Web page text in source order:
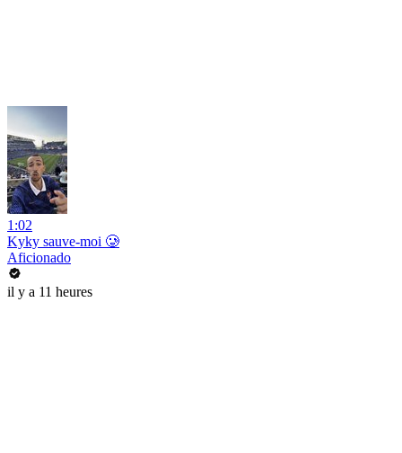
1:02
Kyky sauve-moi 🥲
Aficionado
il y a 11 heures